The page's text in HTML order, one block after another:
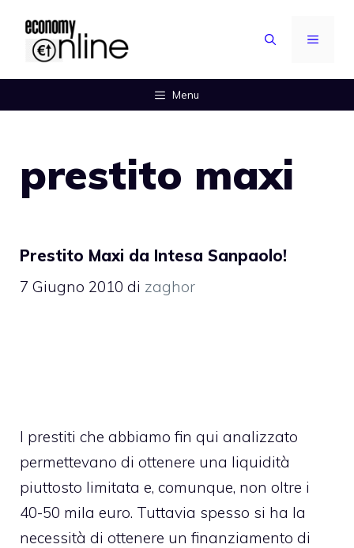
contenuto
MENU
Menu
prestito maxi
Prestito Maxi da Intesa Sanpaolo!
7 Giugno 2010 di zaghor
I prestiti che abbiamo fin qui analizzato
permettevano di ottenere una liquidità
piuttosto limitata e, comunque, non oltre i
40-50 mila euro. Tuttavia spesso si ha la
necessità di ottenere un finanziamento di